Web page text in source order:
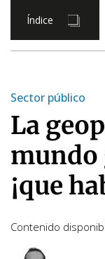
Índice
Sector público
La
mundo
¡que
Contenido